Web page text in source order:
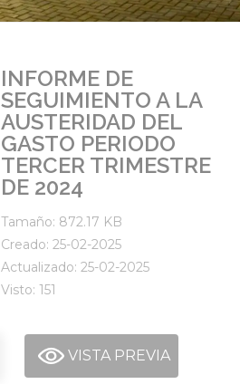
INFORME DE
SEGUIMIENTO A LA
AUSTERIDAD DEL
GASTO PERIODO
TERCER TRIMESTRE
DE 2024
Tamaño: 872.17 KB
Creado: 25-02-2025
Actualizado: 25-02-2025
Visto: 151
VISTA PREVIA